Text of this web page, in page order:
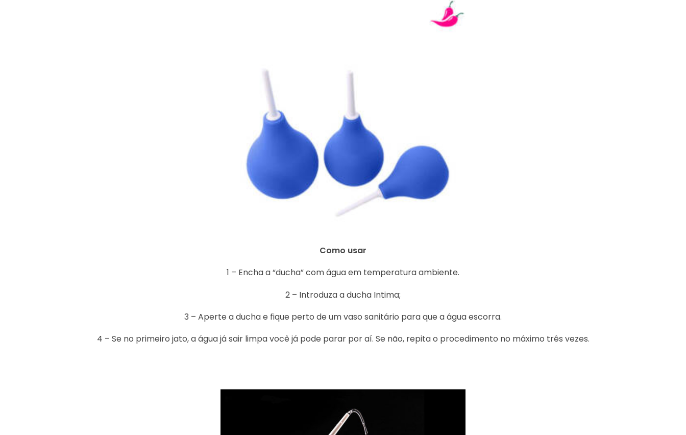
Como usar
1 – Encha a “ducha” com água em temperatura ambiente.
2 – Introduza a ducha Intima;
3 – Aperte a ducha e fique perto de um vaso sanitário para que a água escorra.
4 – Se no primeiro jato, a água já sair limpa você já pode parar por aí. Se não, repita o procedimento no máximo três vezes.